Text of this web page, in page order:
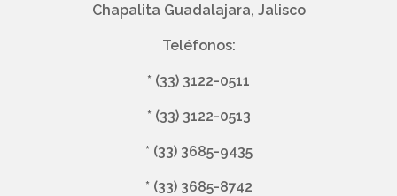
Chapalita Guadalajara, Jalisco
Teléfonos:
* (33) 3122-0511
* (33) 3122-0513
* (33) 3685-9435
* (33) 3685-8742